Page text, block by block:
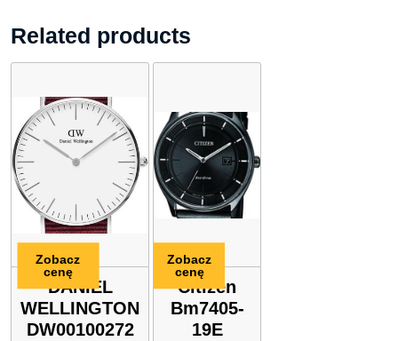
Related products
DANIEL
WELLINGTON
DW00100272
Zobacz
cenę
Citizen
Bm7405-
19E
Zobacz
cenę